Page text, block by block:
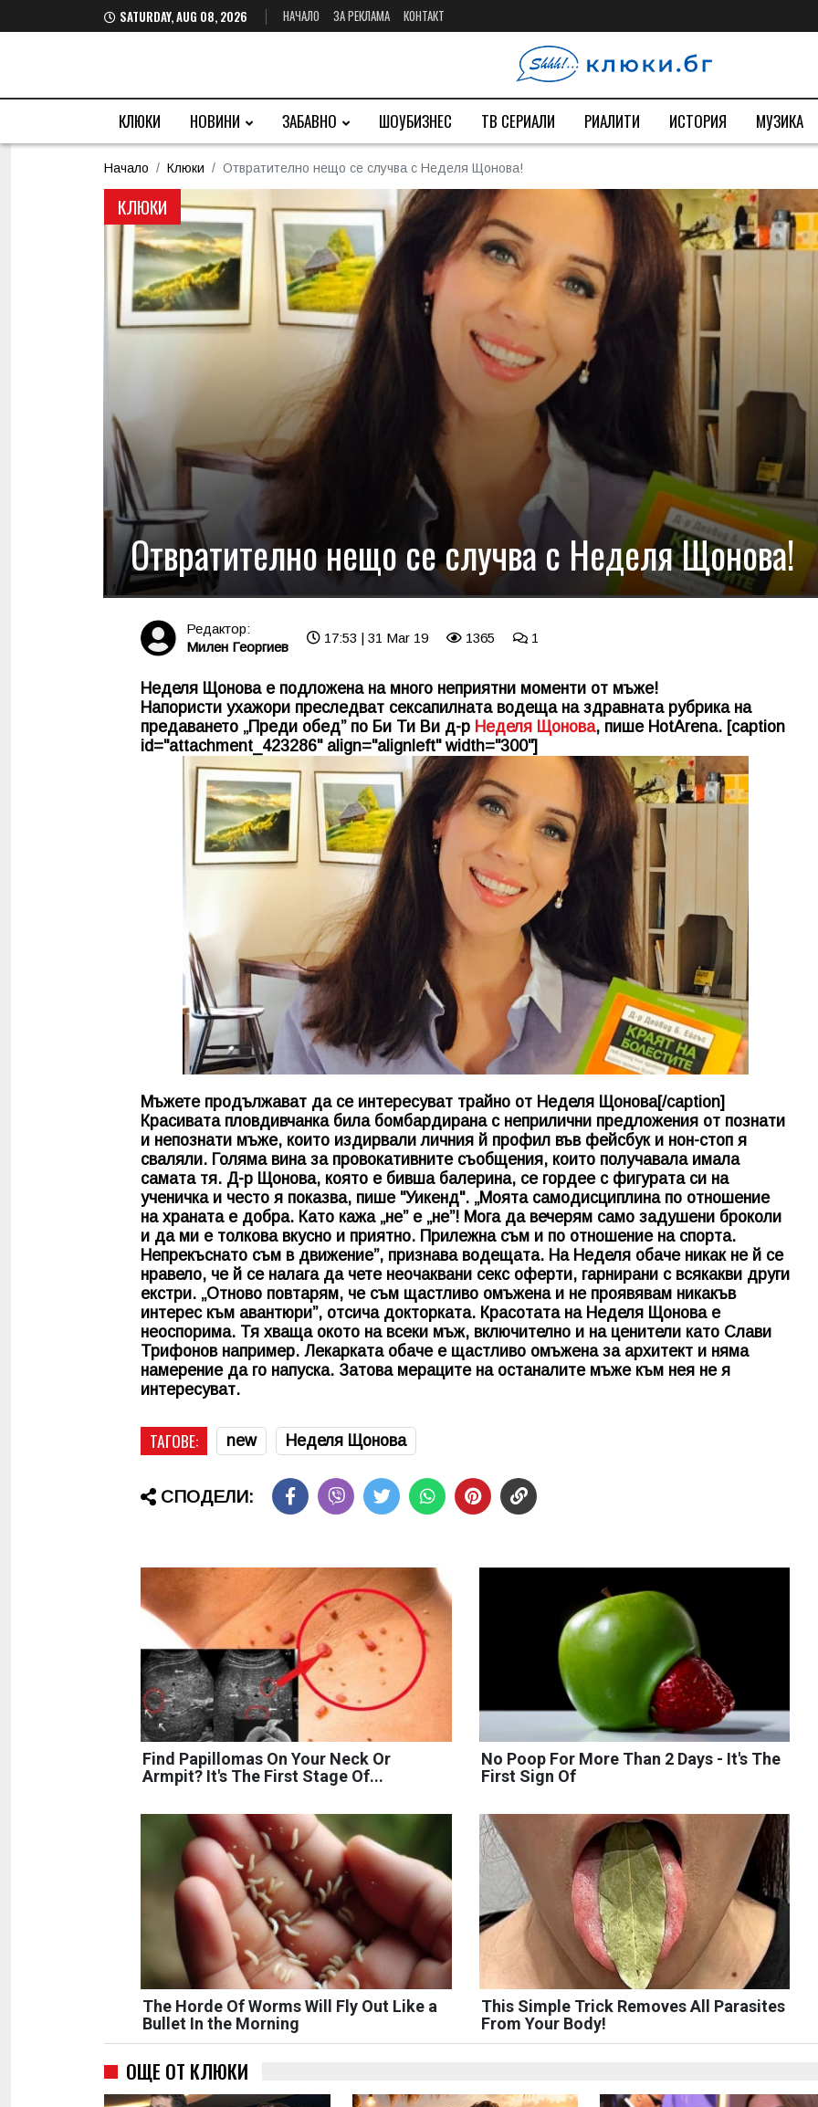
SATURDAY, AUG 08, 2026 НАЧАЛО ЗА РЕКЛАМА КОНТАКТ
КЛЮКИ НОВИНИ ЗАБАВНО ШОУБИЗНЕС ТВ СЕРИАЛИ РИАЛИТИ ИСТОРИЯ МУЗИКА
Начало Клюки Отвратително нещо се случва с Неделя Щонова!
КЛЮКИ
Отвратително нещо се случва с Неделя Щонова!
Редактор:
Милен Георгиев
17:53 | 31 Mar 19 1365 1
Неделя Щонова е подложена на много неприятни моменти от мъже!
Напористи ухажори преследват сексапилната водеща на здравната рубрика на
предаването „Преди обед” по Би Ти Ви д-р Неделя Щонова, пише HotArena. [caption
id="attachment_423286" align="alignleft" width="300"]
Мъжете продължават да се интересуват трайно от Неделя Щонова[/caption]
Красивата пловдивчанка била бомбардирана с неприлични предложения от познати
и непознати мъже, които издирвали личния й профил във фейсбук и нон-стоп я
сваляли. Голяма вина за провокативните съобщения, които получавала имала
самата тя. Д-р Щонова, която е бивша балерина, се гордее с фигурата си на
ученичка и често я показва, пише "Уикенд". „Моята самодисциплина по отношение
на храната е добра. Като кажа „не” е „не”! Мога да вечерям само задушени броколи
и да ми е толкова вкусно и приятно. Прилежна съм и по отношение на спорта.
Непрекъснато съм в движение”, признава водещата. На Неделя обаче никак не й се
нравело, че й се налага да чете неочаквани секс оферти, гарнирани с всякакви други
екстри. „Отново повтарям, че съм щастливо омъжена и не проявявам никакъв
интерес към авантюри”, отсича докторката. Красотата на Неделя Щонова е
неоспорима. Тя хваща окото на всеки мъж, включително и на ценители като Слави
Трифонов например. Лекарката обаче е щастливо омъжена за архитект и няма
намерение да го напуска. Затова мераците на останалите мъже към нея не я
интересуват.
ТАГОВЕ: new Неделя Щонова
СПОДЕЛИ:
Find Papillomas On Your Neck Or
Armpit? It's The First Stage Of...
No Poop For More Than 2 Days - It's The
First Sign Of
The Horde Of Worms Will Fly Out Like a
Bullet In the Morning
This Simple Trick Removes All Parasites
From Your Body!
ОЩЕ ОТ КЛЮКИ